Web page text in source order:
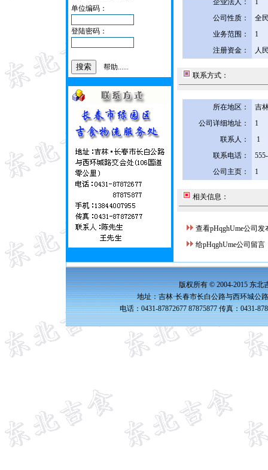
单位编码：
登陆密码：
帮助......
企业法人：
1
公司性质：
全
业务范围：
1
注册资金：
人
联系方式：
所在地区：
吉
公司详细地址：
1
联系人：
1
联系电话：
公司主页：
1
相关信息：
查看pHqghUme公司发
给pHqghUme公司留言
版权所有 © 2004-2015 东北
地址：吉林·长春市长白公路与西环城公
电话：0431-87872677 87875877 传真：0431-